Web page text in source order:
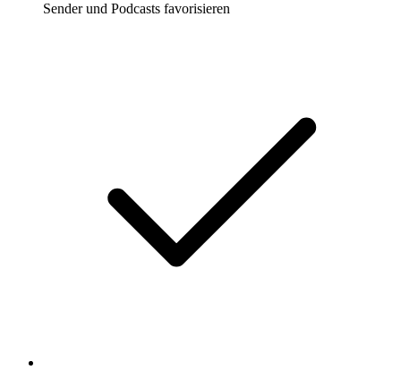
Sender und Podcasts favorisieren